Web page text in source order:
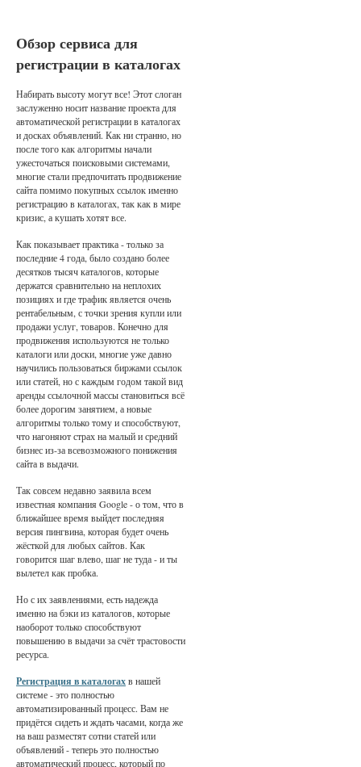
Обзор сервиса для
регистрации в каталогах
Набирать высоту могут все! Этот слоган
заслуженно носит название проекта для
автоматической регистрации в каталогах
и досках объявлений. Как ни странно, но
после того как алгоритмы начали
ужесточаться поисковыми системами,
многие стали предпочитать продвижение
сайта помимо покупных ссылок именно
регистрацию в каталогах, так как в мире
кризис, а кушать хотят все.
Как показывает практика - только за
последние 4 года, было создано более
десятков тысяч каталогов, которые
держатся сравнительно на неплохих
позициях и где трафик является очень
рентабельным, с точки зрения купли или
продажи услуг, товаров. Конечно для
продвижения используются не только
каталоги или доски, многие уже давно
научились пользоваться биржами ссылок
или статей, но с каждым годом такой вид
аренды ссылочной массы становиться всё
более дорогим занятием, а новые
алгоритмы только тому и способствуют,
что нагоняют страх на малый и средний
бизнес из-за всевозможного понижения
сайта в выдачи.
Так совсем недавно заявила всем
известная компания Google - о том, что в
ближайшее время выйдет последняя
версия пингвина, которая будет очень
жёсткой для любых сайтов. Как
говорится шаг влево, шаг не туда - и ты
вылетел как пробка.
Но с их заявлениями, есть надежда
именно на бэки из каталогов, которые
наоборот только способствуют
повышению в выдачи за счёт трастовости
ресурса.
Регистрация в каталогахв нашей
системе - это полностью
автоматизированный процесс. Вам не
придётся сидеть и ждать часами, когда же
на ваш разместят сотни статей или
объявлений - теперь это полностью
автоматический процесс, который по